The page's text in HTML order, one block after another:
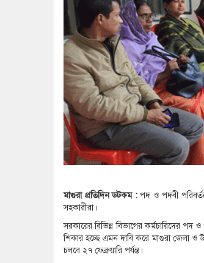
মাগুরা প্রতিদিন ডটকম :পদ ও পদবী
সহকারীরা।
সরকারের বিভিন্ন বিভাগের কর্মচারিদের
শিকার হচ্ছে এমন দাবি করে মাগুরা জেলা
চলবে ২৭ ফেব্রুয়ারি পর্যন্ত।